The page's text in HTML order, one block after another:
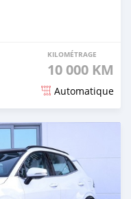
KILOMÉTRAGE
10 000 KM
Automatique